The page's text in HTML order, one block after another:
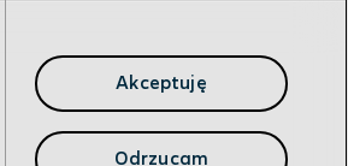
Akceptuję
Odrzucam